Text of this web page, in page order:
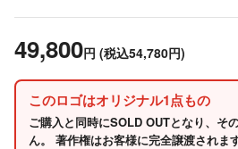
49,800円 (税込54,780円)
このロゴはオリジナル1点もの
ご購入と同時にSOLD OUTとなり、そ
ん。 著作権はお客様に完全譲渡されます